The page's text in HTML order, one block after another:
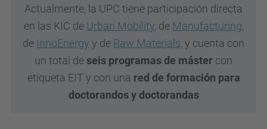
Actualmente, la UPC tiene participación directa
en las KIC de Urban Mobility, de Manufacturing,
de InnoEnergy y de Raw Materials, y cuenta con
un total de seis programas de máster con
etiqueta EIT y con una red de formación para
doctorandos y doctorandas